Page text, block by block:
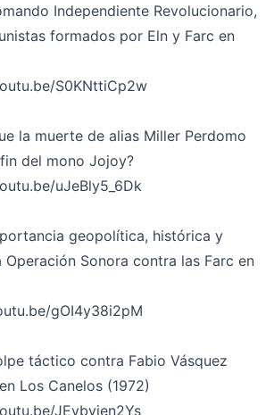
Independiente Revolucionario,
formados por Eln y Farc en
S0KNttiCp2w
la muerte de alias Miller Perdomo
del mono Jojoy?
uJeBly5_6Dk
geopolítica, histórica y
Sonora contra las Farc en
gOI4y38i2pM
táctico contra Fabio Vásquez
Los Canelos (1972)
JEybvjen2Ys